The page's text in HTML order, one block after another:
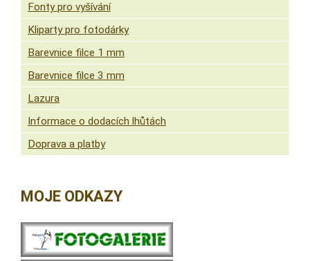
Fonty pro vyšívání
Kliparty pro fotodárky
Barevnice filce 1 mm
Barevnice filce 3 mm
Lazura
Informace o dodacích lhůtách
Doprava a platby
MOJE ODKAZY